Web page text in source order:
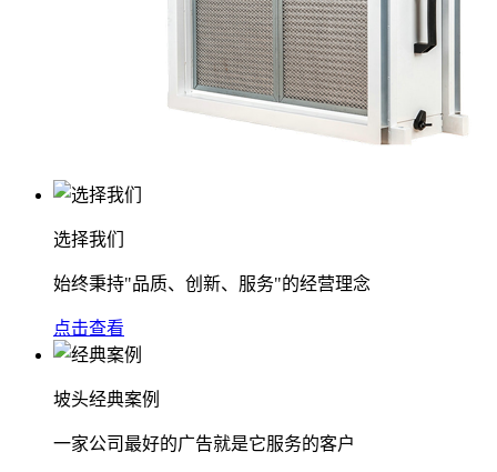
选择我们
始终秉持"品质、创新、服务"的经营理念
点击查看
坡头经典案例
一家公司最好的广告就是它服务的客户